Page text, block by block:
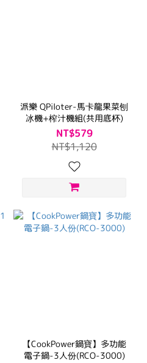
派樂 QPiloter-馬卡龍果菜刨
冰機+榨汁機組(共用底杯)
NT$579
NT$1,120
【CookPower鍋寶】多功能
電子鍋-3人份(RCO-3000)